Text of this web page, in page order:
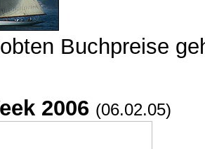
Buchpreise
2006 (06.02.05)